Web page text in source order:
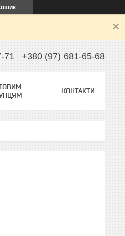
71 +380 (97) 681-65-68
КОНТАКТИ